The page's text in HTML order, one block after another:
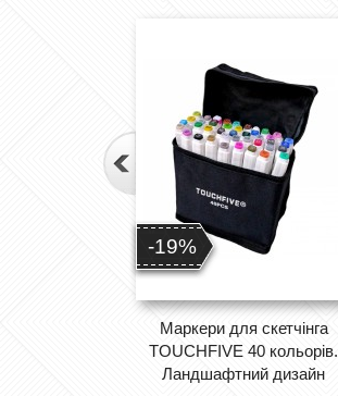
-19%
Маркери для скетчінга
TOUCHFIVE 40 кольорів.
Ландшафтний дизайн